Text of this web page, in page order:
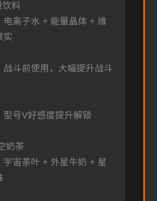
饮料
电离子水 + 能量晶体 + 维
实
战斗前使用，大幅提升战斗
型号V好感度提升解锁
奶茶
宇宙茶叶 + 外星牛奶 + 星